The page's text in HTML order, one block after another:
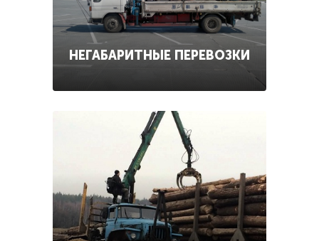
НЕГАБАРИТНЫЕ ПЕРЕВОЗКИ